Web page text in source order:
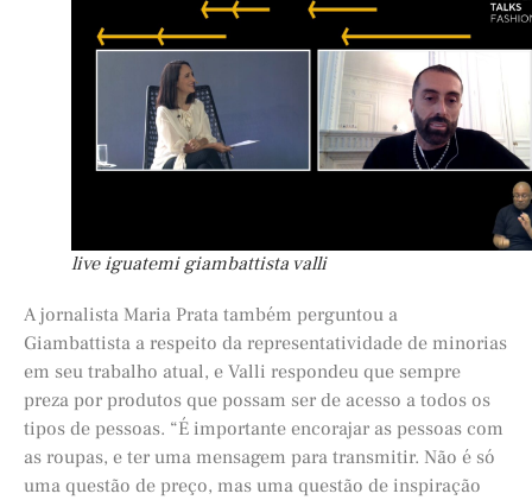
live iguatemi giambattista valli
A jornalista Maria Prata também perguntou a
Giambattista a respeito da representatividade de minorias
em seu trabalho atual, e Valli respondeu que sempre
preza por produtos que possam ser de acesso a todos os
tipos de pessoas. “É importante encorajar as pessoas com
as roupas, e ter uma mensagem para transmitir. Não é só
uma questão de preço, mas uma questão de inspiração